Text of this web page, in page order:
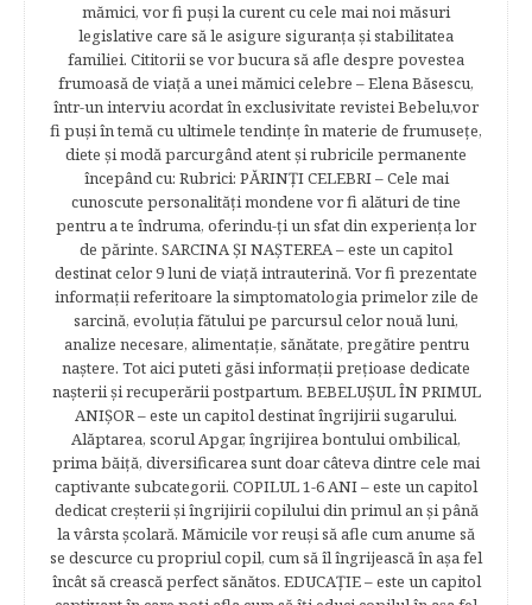
mămici, vor fi puşi la curent cu cele mai noi măsuri
legislative care să le asigure siguranţa şi stabilitatea
familiei. Cititorii se vor bucura să afle despre povestea
frumoasă de viață a unei mămici celebre – Elena Băsescu,
într-un interviu acordat în exclusivitate revistei Bebelu,vor
fi puşi în temă cu ultimele tendinţe în materie de frumuseţe,
diete şi modă parcurgând atent şi rubricile permanente
începând cu: Rubrici: PĂRINŢI CELEBRI – Cele mai
cunoscute personalităţi mondene vor fi alături de tine
pentru a te îndruma, oferindu-ţi un sfat din experienţa lor
de părinte. SARCINA ŞI NAŞTEREA – este un capitol
destinat celor 9 luni de viaţă intrauterină. Vor fi prezentate
informaţii referitoare la simptomatologia primelor zile de
sarcină, evoluţia fătului pe parcursul celor nouă luni,
analize necesare, alimentaţie, sănătate, pregătire pentru
naştere. Tot aici puteti găsi informaţii preţioase dedicate
naşterii şi recuperării postpartum. BEBELUŞUL ÎN PRIMUL
ANIŞOR – este un capitol destinat îngrijirii sugarului.
Alăptarea, scorul Apgar, îngrijirea bontului ombilical,
prima băiţă, diversificarea sunt doar câteva dintre cele mai
captivante subcategorii. COPILUL 1-6 ANI – este un capitol
dedicat creşterii şi îngrijirii copilului din primul an şi până
la vârsta şcolară. Mămicile vor reuşi să afle cum anume să
se descurce cu propriul copil, cum să îl îngrijească în aşa fel
încât să crească perfect sănătos. EDUCAŢIE – este un capitol